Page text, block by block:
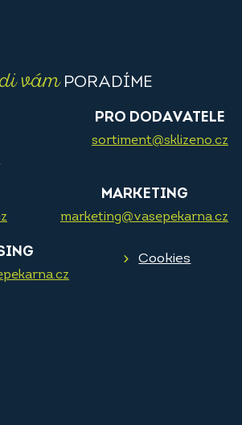
vámPORADÍME
PRO DODAVATELE
sortiment@sklizeno.cz
MARKETING
marketing@vasepekarna.cz
Cookies